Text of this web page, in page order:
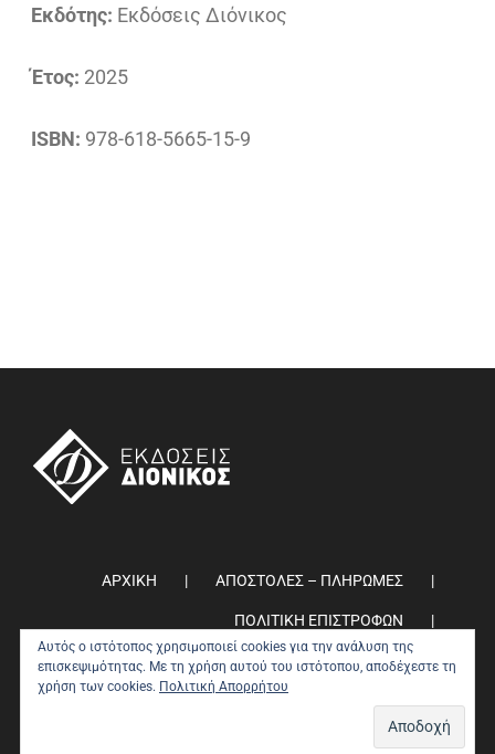
Εκδότης: Εκδόσεις Διόνικος
Έτος: 2025
ISBN: 978-618-5665-15-9
ΑΡΧΙΚΗ ΑΠΟΣΤΟΛΕΣ – ΠΛΗΡΩΜΕΣ
ΠΟΛΙΤΙΚΗ ΕΠΙΣΤΡΟΦΩΝ
ΠΟΛΙΤΙΚΗ ΑΠΟΡΡΗΤΟΥ 0
Αυτός ο ιστότοπος χρησιμοποιεί cookies για την ανάλυση της
επισκεψιμότητας. Με τη χρήση αυτού του ιστότοπου, αποδέχεστε τη
χρήση των cookies. Πολιτική Απορρήτου